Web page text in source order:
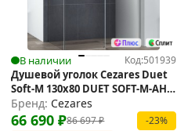
В наличии Код:501939
Душевой уголок Cezares Duet
Soft-М 130x80 DUET SOFT-M-AH-
1-130/80-C-Cr
Бренд: Cezares
86 697₽
66 690₽
-23%